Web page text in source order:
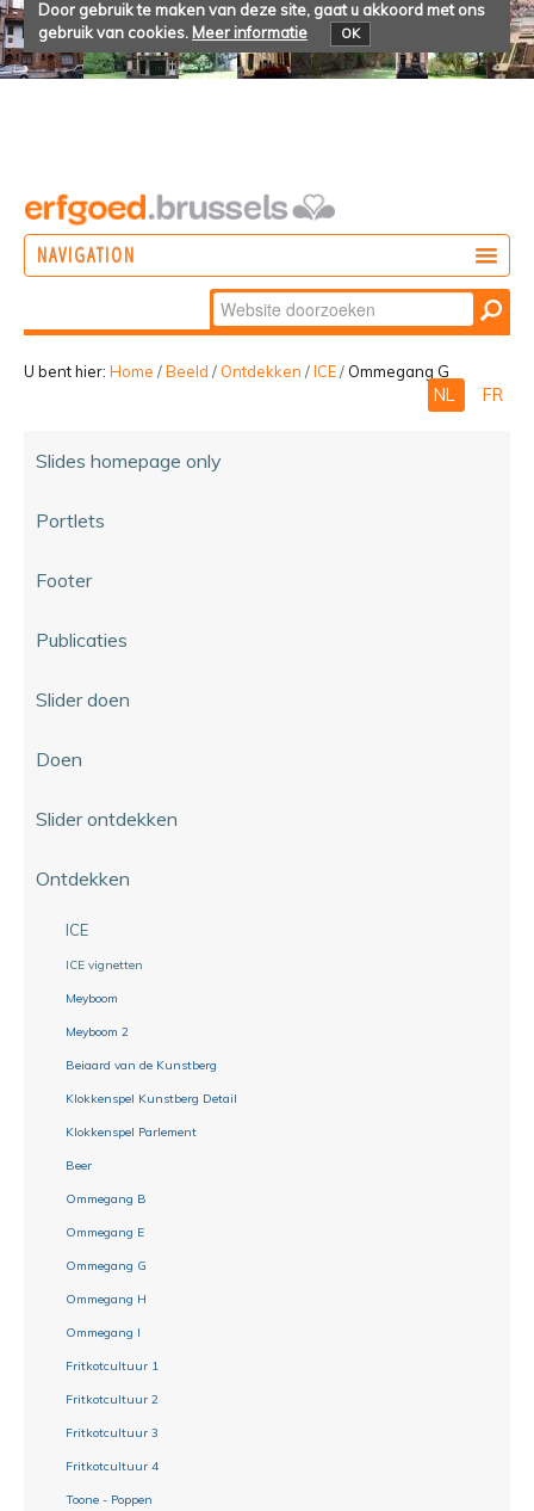
Door gebruik te maken van deze site, gaat u akkoord met ons
gebruik van cookies. Meer informatie OK
NAVIGATION
Zoek
Geavanceerd
zoeken...
U bent hier: Home /Beeld / Ontdekken /ICE/ Ommegang G
NL FR
Slides homepage only
Portlets
Footer
Publicaties
Slider doen
Doen
Slider ontdekken
Ontdekken
ICE
ICE vignetten
Meyboom
Meyboom 2
Beiaard van de Kunstberg
Klokkenspel Kunstberg Detail
Klokkenspel Parlement
Beer
Ommegang B
Ommegang E
Ommegang G
Ommegang H
Ommegang I
Fritkotcultuur 1
Fritkotcultuur 2
Fritkotcultuur 3
Fritkotcultuur 4
Toone - Poppen